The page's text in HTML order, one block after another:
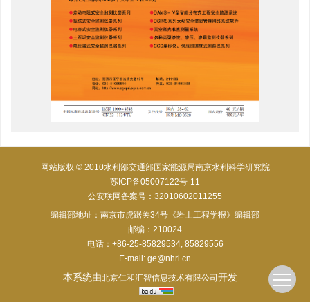
网站版权 © 2010水利部交通部国家能源局南京水利科学研究院
苏ICP备05007122号-11
公安联网备案号：32010602011255
编辑部地址：南京市虎踞关34号《岩土工程学报》编辑部
邮编：210024
电话：+86-25-85829534, 85829556
E-mail: ge@nhri.cn
本系统由北京仁和汇智信息技术有限公司 开发